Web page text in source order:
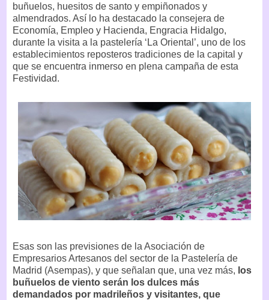
buñuelos, huesitos de santo y empiñonados y
almendrados. Así lo ha destacado la consejera de
Economía, Empleo y Hacienda, Engracia Hidalgo,
durante la visita a la pastelería ‘La Oriental’, uno de los
establecimientos reposteros tradiciones de la capital y
que se encuentra inmerso en plena campaña de esta
Festividad.
Esas son las previsiones de la Asociación de
Empresarios Artesanos del sector de la Pastelería de
Madrid (Asempas), y que señalan que, una vez más, los
buñuelos de viento serán los dulces más
demandados por madrileños y visitantes, que